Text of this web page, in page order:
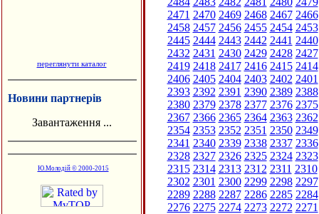
переглянути каталог
Новини партнерів
Завантаження ...
Ю.Молодій © 2000-2015
2471 2470 2469 2468 2467 2466
2458 2457 2456 2455 2454 2453
2445 2444 2443 2442 2441 2440
2432 2431 2430 2429 2428 2427
2419 2418 2417 2416 2415 2414
2406 2405 2404 2403 2402 2401
2393 2392 2391 2390 2389 2388
2380 2379 2378 2377 2376 2375
2367 2366 2365 2364 2363 2362
2354 2353 2352 2351 2350 2349
2341 2340 2339 2338 2337 2336
2328 2327 2326 2325 2324 2323
2315 2314 2313 2312 2311 2310
2302 2301 2300 2299 2298 2297
2289 2288 2287 2286 2285 2284
2276 2275 2274 2273 2272 2271